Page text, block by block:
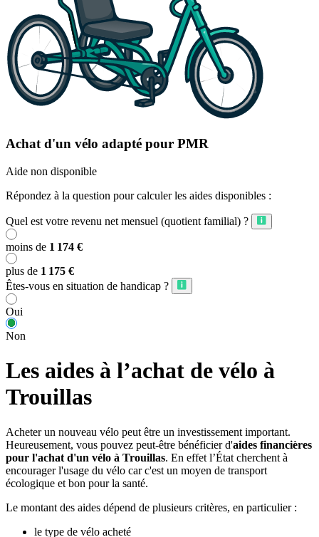
Achat d'un vélo adapté pour PMR
Aide non disponible
Répondez à la question pour calculer les aides disponibles :
Quel est votre revenu net mensuel (quotient familial) ?
moins de 1 174 €
plus de 1 175 €
Êtes-vous en situation de handicap ?
Oui
Non
Les aides à l’achat de vélo à
Trouillas
Acheter un nouveau vélo peut être un investissement important.
Heureusement, vous pouvez peut-être bénéficier d'aides financières
pour l'achat d'un vélo à Trouillas. En effet l’État cherchent à
encourager l'usage du vélo car c'est un moyen de transport
écologique et bon pour la santé.
Le montant des aides dépend de plusieurs critères, en particulier :
le type de vélo acheté